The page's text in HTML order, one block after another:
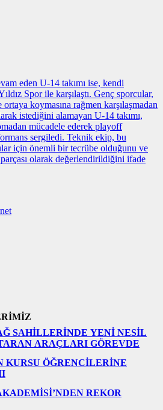
eden U-14 takımı ise, kendi
Spor ile karşılaştı. Genç sporcular,
koymasına rağmen karşılaşmadan
istediğini alamayan U-14 takımı,
mücadele ederek playoff
sergiledi. Teknik ekip, bu
için önemli bir tecrübe olduğunu ve
olarak değerlendirildiğini ifade
SAHİLLERİNDE YENİ NESİL
ARAÇLARI GÖREVDE
KURSU ÖĞRENCİLERİNE
REKOR